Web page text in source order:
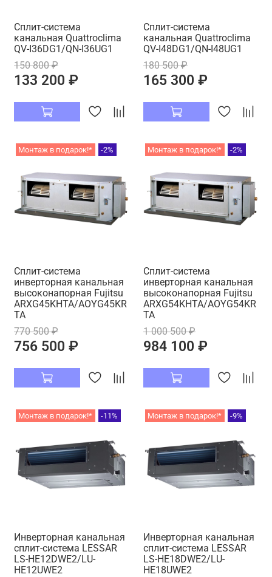
Cплит-система
канальная Quattroclima
QV-I36DG1/QN-I36UG1
150 800 ₽
133 200 ₽
Cплит-система
канальная Quattroclima
QV-I48DG1/QN-I48UG1
180 500 ₽
165 300 ₽
Монтаж в подарок!* -2%
Cплит-система
инверторная канальная
высоконапорная Fujitsu
ARXG45KHTA/AOYG45KR
TA
770 500 ₽
756 500 ₽
Монтаж в подарок!* -2%
Cплит-система
инверторная канальная
высоконапорная Fujitsu
ARXG54KHTA/AOYG54KR
TA
1 000 500 ₽
984 100 ₽
Монтаж в подарок!* -11%
Инверторная канальная
сплит-система LESSAR
LS-HE12DWE2/LU-
HE12UWE2
Монтаж в подарок!* -9%
Инверторная канальная
сплит-система LESSAR
LS-HE18DWE2/LU-
HE18UWE2